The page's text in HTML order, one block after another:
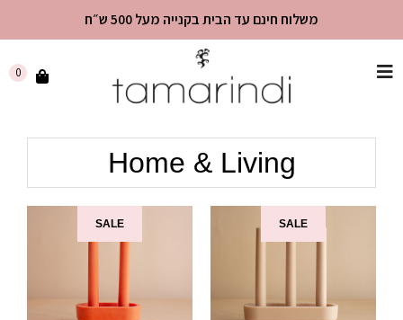
שִׂים
משלוח חינם עד הבית בקנייה מעל 500 ש״ח
0
Home & Living
SALE
SALE